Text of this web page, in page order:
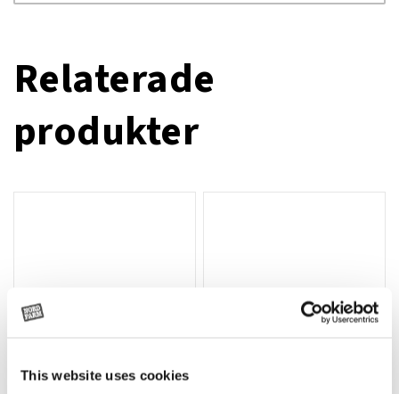
This website uses cookies
Relaterade
produkter